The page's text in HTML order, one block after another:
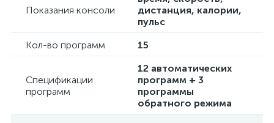
Показания консоли
дистанция, калории,
пульс
Кол-во программ
15
Спецификации
программ
12 автоматических
программ + 3
программы
обратного режима